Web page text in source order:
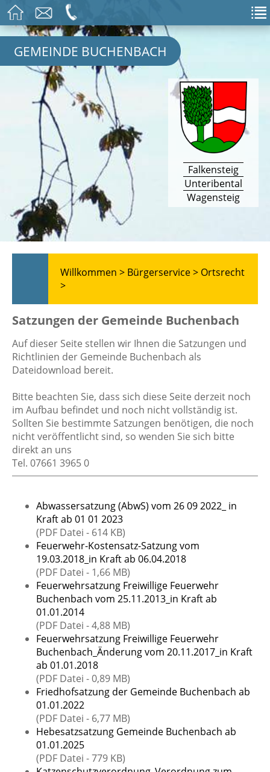
GEMEINDE BUCHENBACH
Falkensteig
Unteribental
Wagensteig
Willkommen > Bürgerservice > Ortsrecht
>
Satzungen der Gemeinde Buchenbach
Auf dieser Seite stellen wir Ihnen die Satzungen und
Richtlinien der Gemeinde Buchenbach als
Dateidownload bereit.
Bitte beachten Sie, dass sich diese Seite derzeit noch
im Aufbau befindet und noch nicht vollständig ist.
Sollten Sie bestimmte Satzungen benötigen, die noch
nicht veröffentlicht sind, so wenden Sie sich bitte
direkt an uns
Tel. 07661 3965 0
Abwassersatzung (AbwS) vom 26 09 2022_ in
Kraft ab 01 01 2023
(PDF Datei - 614 KB)
Feuerwehr-Kostensatz-Satzung vom
19.03.2018_in Kraft ab 06.04.2018
(PDF Datei - 1,66 MB)
Feuerwehrsatzung Freiwillige Feuerwehr
Buchenbach vom 25.11.2013_in Kraft ab
01.01.2014
(PDF Datei - 4,88 MB)
Feuerwehrsatzung Freiwillige Feuerwehr
Buchenbach_Änderung vom 20.11.2017_in Kraft
ab 01.01.2018
(PDF Datei - 0,89 MB)
Friedhofsatzung der Gemeinde Buchenbach ab
01.01.2022
(PDF Datei - 6,77 MB)
Hebesatzsatzung Gemeinde Buchenbach ab
01.01.2025
(PDF Datei - 779 KB)